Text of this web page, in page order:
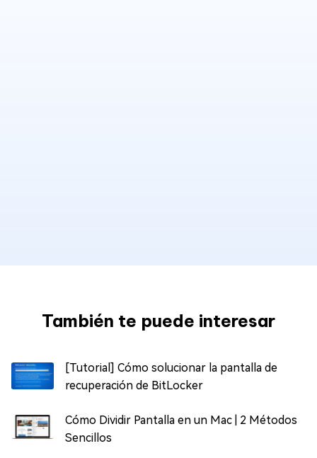
También te puede interesar
[Tutorial] Cómo solucionar la pantalla de
recuperación de BitLocker
Cómo Dividir Pantalla en un Mac | 2 Métodos
Sencillos